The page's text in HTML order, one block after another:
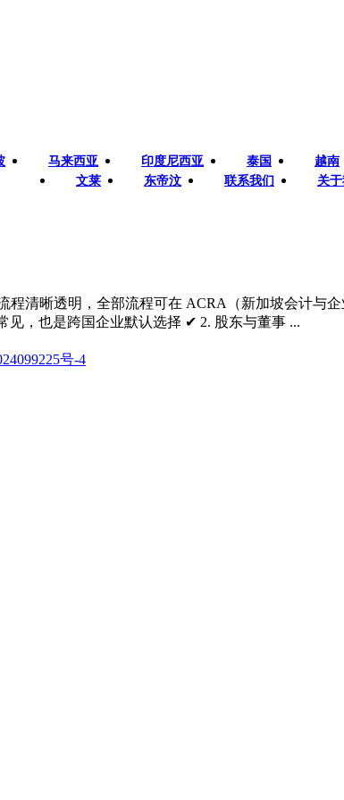
马来西亚 印度尼西亚 泰国 越南
文莱
东帝汶 联系我们 关
清晰透明，全部流程可在 ACRA（新加坡会计与
，也是跨国企业默认选择 ✔ 2. 股东与董事 ...
号-4